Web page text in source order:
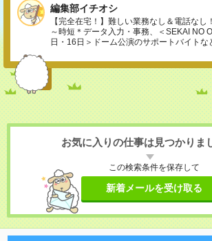
編集部イチオシ
【完全在宅！】難しい業務なし＆電話なし
～時短＊データ入力・事務、＜SEKAI NO
日・16日＞ドーム公演のサポートバイトな
お気に入りの仕事は見つかりま
この検索条件を保存して
新着メールを受け取る